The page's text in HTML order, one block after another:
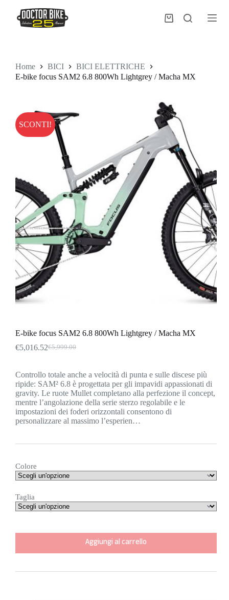
al
contenuto
Carrello
Home BICI
BICI ELETTRICHE
E-bike focus SAM2 6.8 800Wh Lightgrey / Macha MX
SCONTI!
E-bike focus SAM2 6.8 800Wh Lightgrey / Macha MX
€5,999.00
Il
era:
€5,999.00.
€5,016.52Il
è:
€5,016.52.
Controllo totale anche a velocità di punta e sulle discese più
ripide: SAM² 6.8 è progettata per gli impavidi appassionati di
gravity. Le ruote Mullet completano alla perfezione il concept,
mentre l’angolazione della serie sterzo regolabile e le
impostazioni dei foderi orizzontali consentono di
personalizzare al massimo l’esperien…
Colore
Taglia
Aggiungi al carrello